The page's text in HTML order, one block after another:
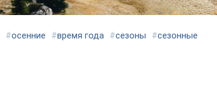
#осенние #время года #сезоны #сезонные